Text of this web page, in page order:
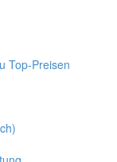
Top-Preisen